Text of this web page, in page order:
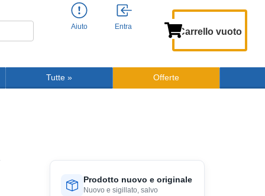
Aiuto Entra Carrello vuoto
Tutte » Offerte
Prodotto nuovo e originale
Nuovo e sigillato, salvo